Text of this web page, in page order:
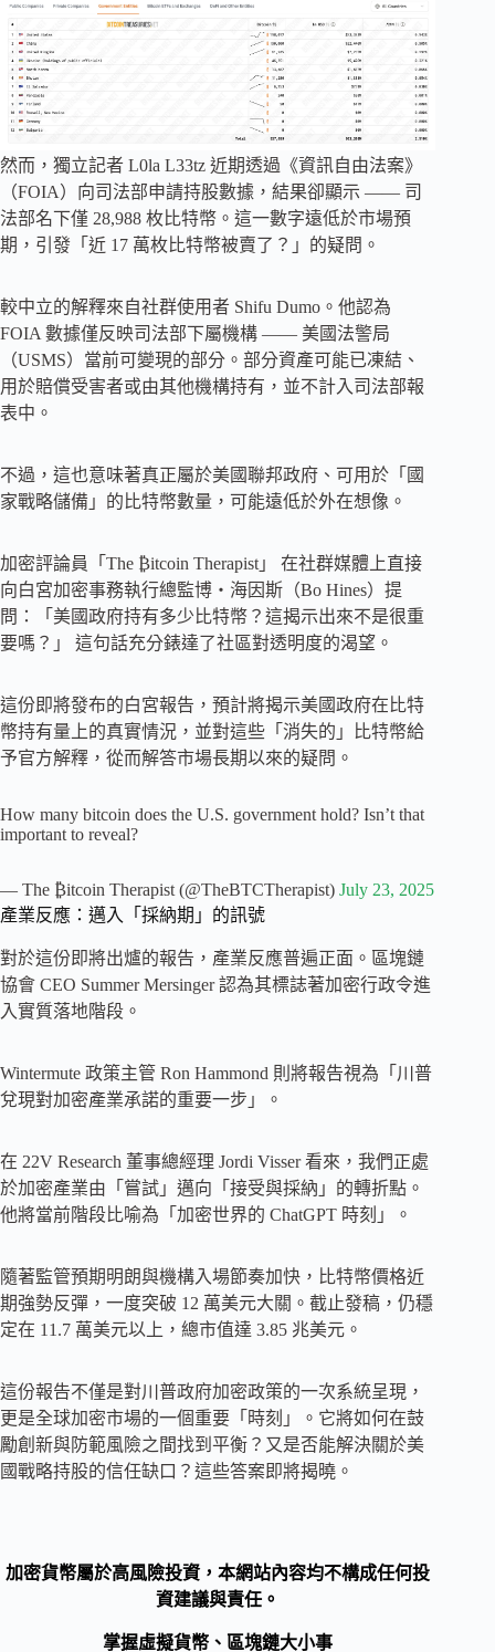
然而，獨立記者 L0la L33tz 近期透過《資訊自由法案》
（FOIA）向司法部申請持股數據，結果卻顯示 —— 司
法部名下僅 28,988 枚比特幣。這一數字遠低於市場預
期，引發「近 17 萬枚比特幣被賣了？」的疑問。
較中立的解釋來自社群使用者 Shifu Dumo。他認為
FOIA 數據僅反映司法部下屬機構 —— 美國法警局
（USMS）當前可變現的部分。部分資產可能已凍結、
用於賠償受害者或由其他機構持有，並不計入司法部報
表中。
不過，這也意味著真正屬於美國聯邦政府、可用於「國
家戰略儲備」的比特幣數量，可能遠低於外在想像。
加密評論員「The ₿itcoin Therapist」 在社群媒體上直接
向白宮加密事務執行總監博・海因斯（Bo Hines）提
問：「美國政府持有多少比特幣？這揭示出來不是很重
要嗎？」 這句話充分錶達了社區對透明度的渴望。
這份即將發布的白宮報告，預計將揭示美國政府在比特
幣持有量上的真實情況，並對這些「消失的」比特幣給
予官方解釋，從而解答市場長期以來的疑問。
How many bitcoin does the U.S. government hold? Isn’t that
important to reveal?
— The ₿itcoin Therapist (@TheBTCTherapist) July 23, 2025
產業反應：邁入「採納期」的訊號
對於這份即將出爐的報告，產業反應普遍正面。區塊鏈
協會 CEO Summer Mersinger 認為其標誌著加密行政令進
入實質落地階段。
Wintermute 政策主管 Ron Hammond 則將報告視為「川普
兌現對加密產業承諾的重要一步」。
在 22V Research 董事總經理 Jordi Visser 看來，我們正處
於加密產業由「嘗試」邁向「接受與採納」的轉折點。
他將當前階段比喻為「加密世界的 ChatGPT 時刻」。
隨著監管預期明朗與機構入場節奏加快，比特幣價格近
期強勢反彈，一度突破 12 萬美元大關。截止發稿，仍穩
定在 11.7 萬美元以上，總市值達 3.85 兆美元。
這份報告不僅是對川普政府加密政策的一次系統呈現，
更是全球加密市場的一個重要「時刻」。它將如何在鼓
勵創新與防範風險之間找到平衡？又是否能解決關於美
國戰略持股的信任缺口？這些答案即將揭曉。
加密貨幣屬於高風險投資，本網站內容均不構成任何投
資建議與責任。
掌握虛擬貨幣、區塊鏈大小事